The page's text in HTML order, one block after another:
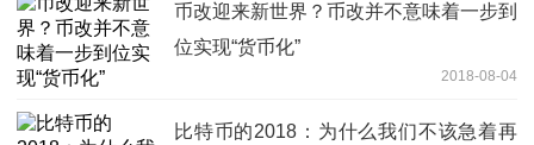
币改迎来新世界？币改并不意味着一步到
位实现“货币化”
2018-08-04
比特币的2018：为什么我们不该急着再